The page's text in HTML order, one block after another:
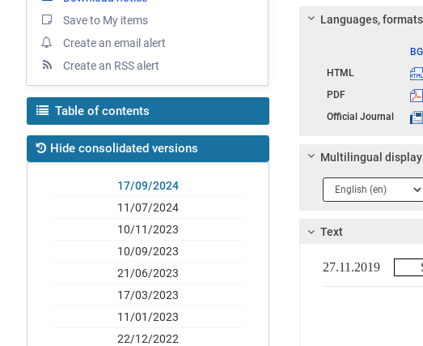
Save to My items
Create an email alert
Create an RSS alert
Table of contents
Hide consolidated versions
17/09/2024
11/07/2024
10/11/2023
10/09/2023
21/06/2023
17/03/2023
11/01/2023
22/12/2022
Languages,
BG
HTML
PDF
Official Journal
Multilingual display
Language
1
Text
27.11.2019